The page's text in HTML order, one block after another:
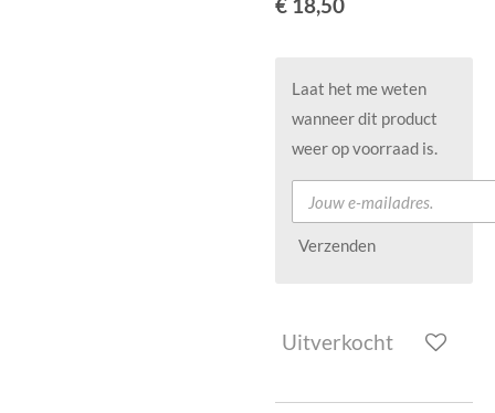
Laat het me weten
wanneer dit product
weer op voorraad is.
Verzenden
Uitverkocht